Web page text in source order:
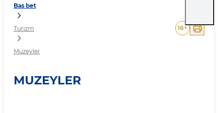
Bas bet
Turizm
Muzeyler
16+
MUZEYLER